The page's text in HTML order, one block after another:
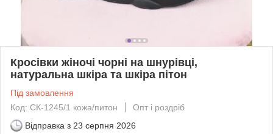
Кросівки жіночі чорні на шнурівці,
натуральна шкіра та шкіра пітон
Під замовлення
Код: СК-1245/1 кожа/питон
Опт і роздріб
Відправка з 23 серпня 2026